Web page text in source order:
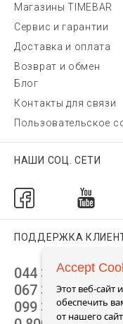
Магазины TIMEBAR
Сервис и гарантии
Доставка и оплата
Возврат и обмен
Блог
Контакты для связи
Пользовательское
НАШИ СОЦ. СЕТИ
ПОДДЕРЖКА
044 392 44 45
067 344 14 44
099 399 23 80
Accept
Этот веб-сайт
обеспечить
от нашего